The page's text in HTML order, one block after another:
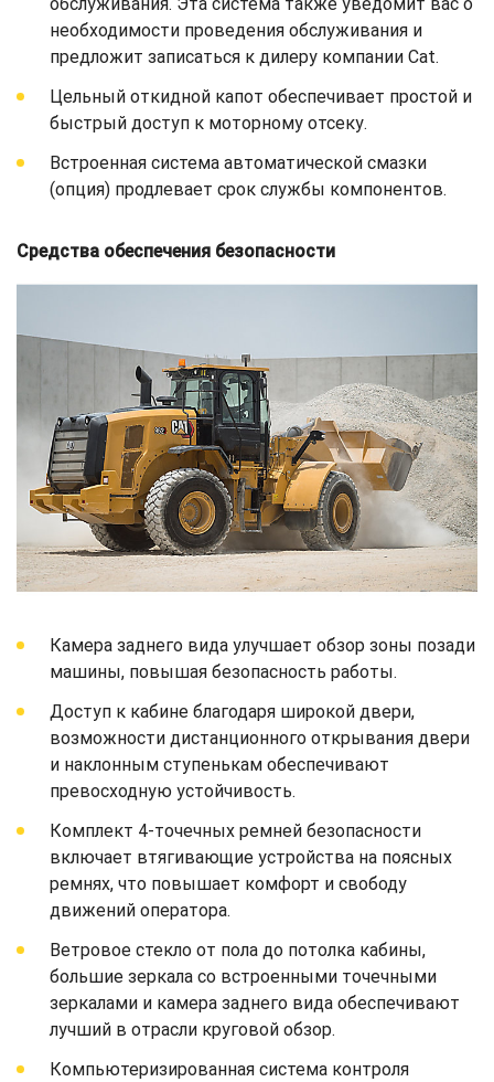
необходимости проведения обслуживания и
предложит записаться к дилеру компании Cat.
Цельный откидной капот обеспечивает простой и
быстрый доступ к моторному отсеку.
Встроенная система автоматической смазки
(опция) продлевает срок службы компонентов.
Средства обеспечения безопасности
Камера заднего вида улучшает обзор зоны позади
машины, повышая безопасность работы.
Доступ к кабине благодаря широкой двери,
возможности дистанционного открывания двери
и наклонным ступенькам обеспечивают
превосходную устойчивость.
Комплект 4-точечных ремней безопасности
включает втягивающие устройства на поясных
ремнях, что повышает комфорт и свободу
движений оператора.
Ветровое стекло от пола до потолка кабины,
большие зеркала со встроенными точечными
зеркалами и камера заднего вида обеспечивают
лучший в отрасли круговой обзор.
Компьютеризированная система контроля